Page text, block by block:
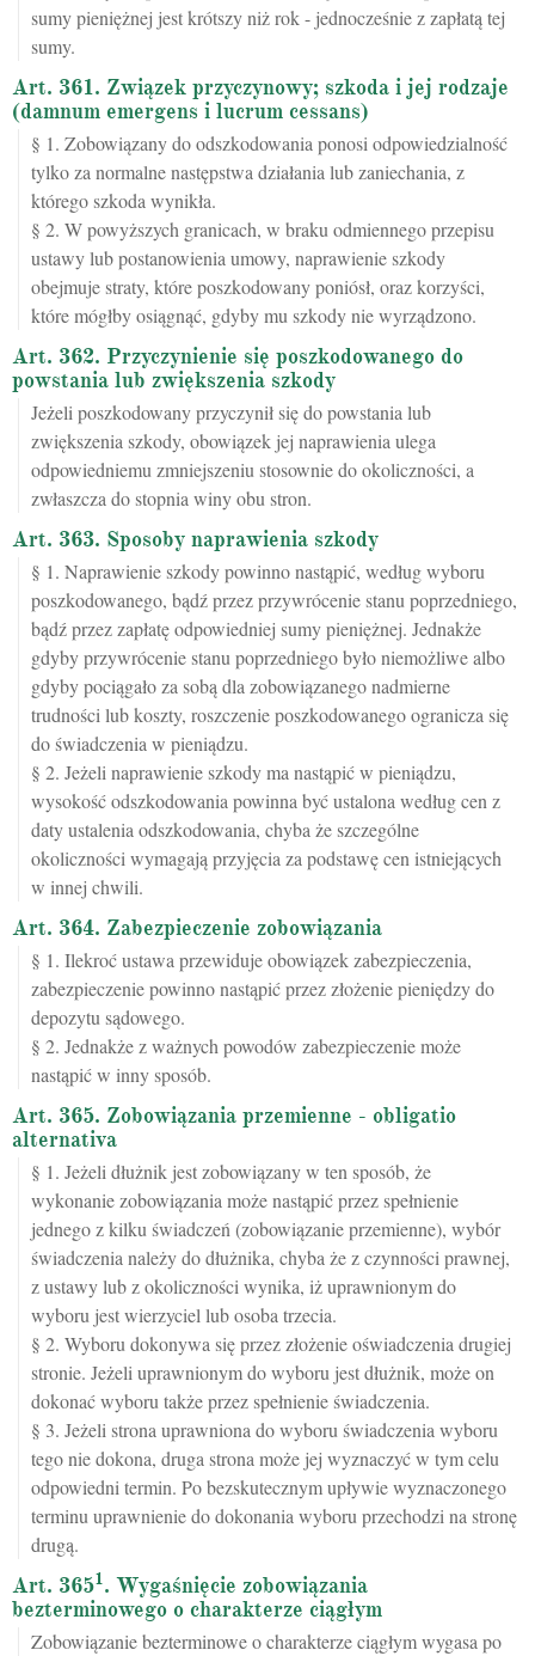
sumy pieniężnej jest krótszy niż rok - jednocześnie z zapłatą tej
sumy.
Art. 361. Związek przyczynowy; szkoda i jej rodzaje
(damnum emergens i lucrum cessans)
§ 1. Zobowiązany do odszkodowania ponosi odpowiedzialność
tylko za normalne następstwa działania lub zaniechania, z
którego szkoda wynikła.
§ 2. W powyższych granicach, w braku odmiennego przepisu
ustawy lub postanowienia umowy, naprawienie szkody
obejmuje straty, które poszkodowany poniósł, oraz korzyści,
które mógłby osiągnąć, gdyby mu szkody nie wyrządzono.
Art. 362. Przyczynienie się poszkodowanego do
powstania lub zwiększenia szkody
Jeżeli poszkodowany przyczynił się do powstania lub
zwiększenia szkody, obowiązek jej naprawienia ulega
odpowiedniemu zmniejszeniu stosownie do okoliczności, a
zwłaszcza do stopnia winy obu stron.
Art. 363. Sposoby naprawienia szkody
§ 1. Naprawienie szkody powinno nastąpić, według wyboru
poszkodowanego, bądź przez przywrócenie stanu poprzedniego,
bądź przez zapłatę odpowiedniej sumy pieniężnej. Jednakże
gdyby przywrócenie stanu poprzedniego było niemożliwe albo
gdyby pociągało za sobą dla zobowiązanego nadmierne
trudności lub koszty, roszczenie poszkodowanego ogranicza się
do świadczenia w pieniądzu.
§ 2. Jeżeli naprawienie szkody ma nastąpić w pieniądzu,
wysokość odszkodowania powinna być ustalona według cen z
daty ustalenia odszkodowania, chyba że szczególne
okoliczności wymagają przyjęcia za podstawę cen istniejących
w innej chwili.
Art. 364. Zabezpieczenie zobowiązania
§ 1. Ilekroć ustawa przewiduje obowiązek zabezpieczenia,
zabezpieczenie powinno nastąpić przez złożenie pieniędzy do
depozytu sądowego.
§ 2. Jednakże z ważnych powodów zabezpieczenie może
nastąpić w inny sposób.
Art. 365. Zobowiązania przemienne - obligatio
alternativa
§ 1. Jeżeli dłużnik jest zobowiązany w ten sposób, że
wykonanie zobowiązania może nastąpić przez spełnienie
jednego z kilku świadczeń (zobowiązanie przemienne), wybór
świadczenia należy do dłużnika, chyba że z czynności prawnej,
z ustawy lub z okoliczności wynika, iż uprawnionym do
wyboru jest wierzyciel lub osoba trzecia.
§ 2. Wyboru dokonywa się przez złożenie oświadczenia drugiej
stronie. Jeżeli uprawnionym do wyboru jest dłużnik, może on
dokonać wyboru także przez spełnienie świadczenia.
§ 3. Jeżeli strona uprawniona do wyboru świadczenia wyboru
tego nie dokona, druga strona może jej wyznaczyć w tym celu
odpowiedni termin. Po bezskutecznym upływie wyznaczonego
terminu uprawnienie do dokonania wyboru przechodzi na stronę
drugą.
Art. 3651. Wygaśnięcie zobowiązania
bezterminowego o charakterze ciągłym
Zobowiązanie bezterminowe o charakterze ciągłym wygasa po